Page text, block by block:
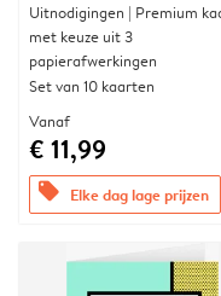
Uitnodigingen | Premium
met keuze uit 3
papierafwerkingen
Set van 10 kaarten
Vanaf
€ 11,99
offers Elke dag lage prijzen